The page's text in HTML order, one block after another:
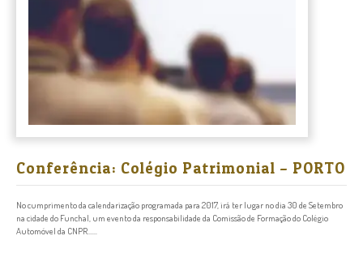
Conferência: Colégio Patrimonial – PORTO
No cumprimento da calendarização programada para 2017, irá ter lugar no dia 30 de Setembro
na cidade do Funchal, um evento da responsabilidade da Comissão de Formação do Colégio
Automóvel da CNPR......